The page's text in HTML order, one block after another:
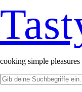
cooking simple pleasures